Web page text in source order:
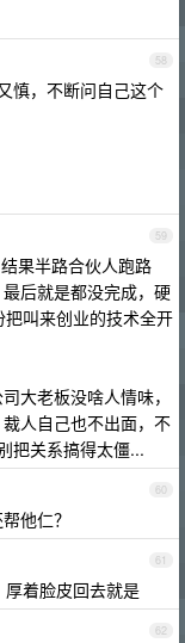
58
慎，不断问自己这个
59
果半路合伙人跑路
后就是都没完成，硬
叫来创业的技术全开
大老板没啥人情味，
人自己也不出面，不
把关系搞得太僵...
60
他仁？
61
着脸皮回去就是
62